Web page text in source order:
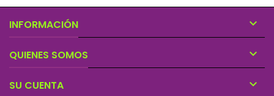
naturales,
gemoterapia, sanación en
terapias alternativas y
energías.
INFORMACIÓN 
QUIENES SOMOS 
SU CUENTA 